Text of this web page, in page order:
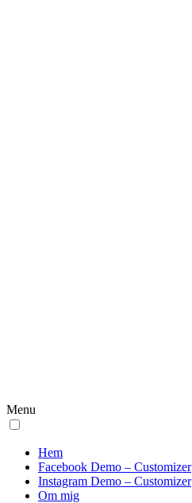
Menu
Hem
Facebook Demo – Customizer
Instagram Demo – Customizer
Om mig